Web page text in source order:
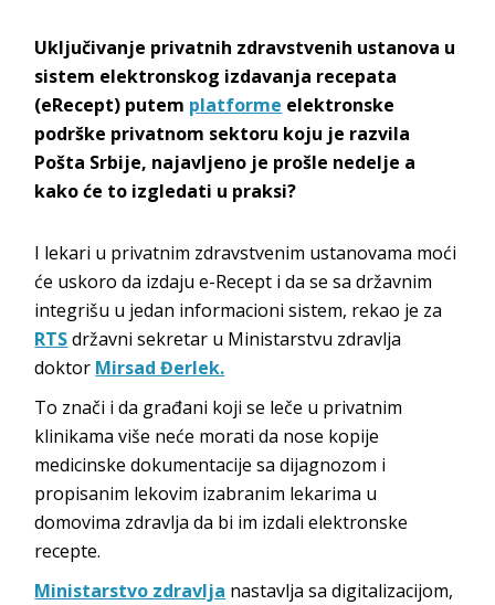
Uključivanje privatnih zdravstvenih ustanova u
sistem elektronskog izdavanja recepata
(eRecept) putem platforme elektronske
podrške privatnom sektoru koju je razvila
Pošta Srbije, najavljeno je prošle nedelje a
kako će to izgledati u praksi?
I lekari u privatnim zdravstvenim ustanovama moći
će uskoro da izdaju e-Recept i da se sa državnim
integrišu u jedan informacioni sistem, rekao je za
RTSdržavni sekretar u Ministarstvu zdravlja
doktor Mirsad Đerlek.
To znači i da građani koji se leče u privatnim
klinikama više neće morati da nose kopije
medicinske dokumentacije sa dijagnozom i
propisanim lekovim izabranim lekarima u
domovima zdravlja da bi im izdali elektronske
recepte.
Ministarstvo zdravlja nastavlja sa digitalizacijom,